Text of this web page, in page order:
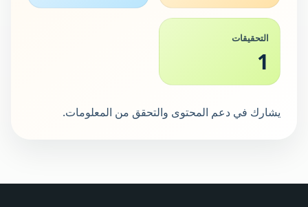
التحقيقات
1
يشارك في دعم المحتوى والتحقق من المعلومات.